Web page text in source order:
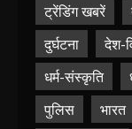
ट्रेंडिंग खबरें
दुर्घटना
देश-
धर्म-संस्कृति
पुलिस
भारत